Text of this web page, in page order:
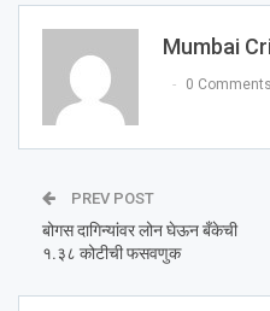
Mumbai
0 Comments
PREV POST
बोगस दागिन्यांवर लोन घेऊन बँकेची
१.३८ कोटीची फसवणुक